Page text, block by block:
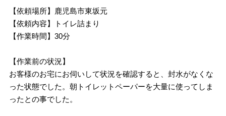
【依頼場所】鹿児島市東坂元
【依頼内容】トイレ詰まり
【作業時間】30分
【作業前の状況】
お客様のお宅にお伺いして状況を確認すると、封水がなくな
った状態でした。朝トイレットペーパーを大量に使ってしま
ったとの事でした。